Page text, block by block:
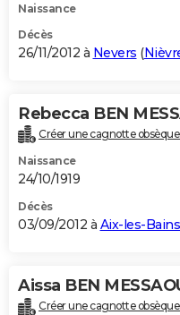
Naissance
Décès
26/11/2012 à Nevers (
Rebecca BEN
Créer une cagnotte
Naissance
24/10/1919
Décès
03/09/2012 à Aix-les-Bains
Aissa BEN
Créer une cagnotte